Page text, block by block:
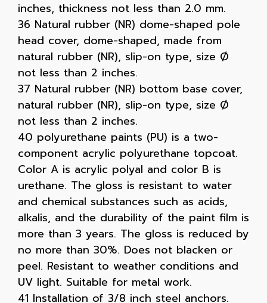
inches, thickness not less than 2.0 mm.
36 Natural rubber (NR) dome-shaped pole
head cover, dome-shaped, made from
natural rubber (NR), slip-on type, size Ø
not less than 2 inches.
37 Natural rubber (NR) bottom base cover,
natural rubber (NR), slip-on type, size Ø
not less than 2 inches.
40 polyurethane paints (PU) is a two-
component acrylic polyurethane topcoat.
Color A is acrylic polyal and color B is
urethane. The gloss is resistant to water
and chemical substances such as acids,
alkalis, and the durability of the paint film is
more than 3 years. The gloss is reduced by
no more than 30%. Does not blacken or
peel. Resistant to weather conditions and
UV light. Suitable for metal work.
41 Installation of 3/8 inch steel anchors.